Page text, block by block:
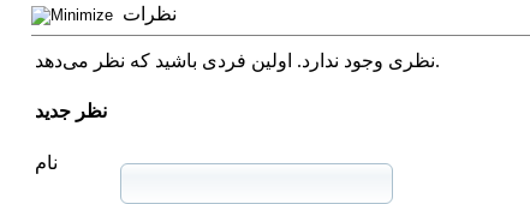
نظرات
نظری وجود ندارد. اولین فردی باشید که نظر می‌دهد.
نظر جدید
نام